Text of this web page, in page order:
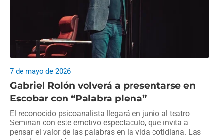
Gabriel Rolón volverá a presentarse en
Escobar con “Palabra plena”
7 de mayo de 2026
El reconocido psicoanalista llegará en junio al teatro
Seminari con este emotivo espectáculo, que invita a
pensar el valor de las palabras en la vida cotidiana. Las